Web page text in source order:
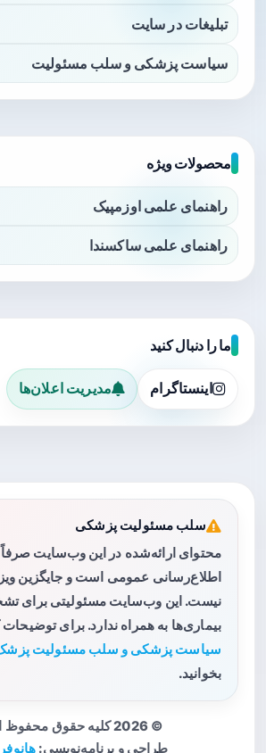
تبلیغات در سایت
سیاست پزشکی و سلب مسئولیت
محصولات ویژه
راهنمای علمی اوزمپیک
راهنمای علمی ساکسندا
ما را دنبال کنید
اینستاگرام مدیریت اعلان‌ها
سلب مسئولیت پزشکی
محتوای ارائه‌شده در این وب‌سایت
اطلاع‌رسانی عمومی است و جایگزین
نیست. این وب‌سایت مسئولیتی برای
بیماری‌ها به همراه ندارد. برای
سیاست پزشکی و سلب مسئولیت
بخوانید.
© 2026 کلیه حقوق محفوظ است.
طراحی و برنامه‌نویسی: